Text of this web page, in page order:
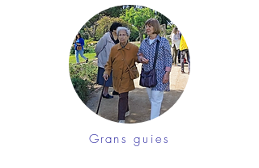
Grans guies